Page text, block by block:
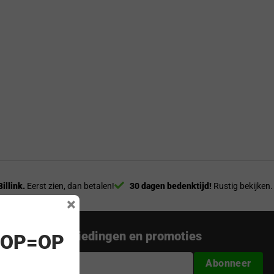
Eerst zien, dan betalen! 30 dagen bedenktijd! Rustig bekijken.
aanbiedingen en promoties
Abonneer
×